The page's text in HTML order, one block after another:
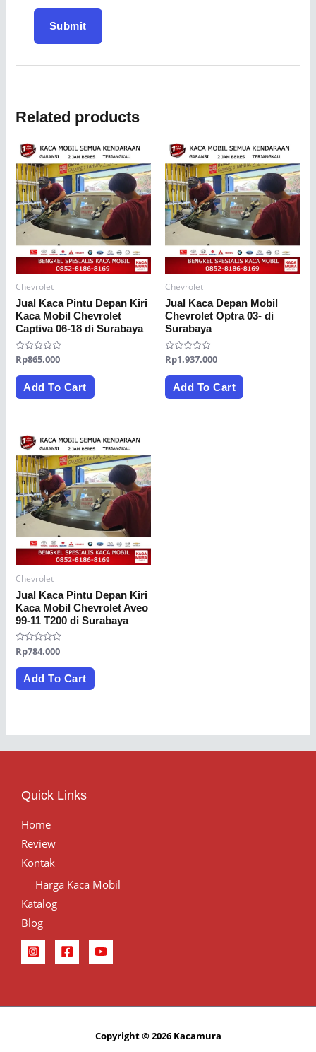
Related products
Chevrolet
Jual Kaca Pintu Depan Kiri
Kaca Mobil Chevrolet
Captiva 06-18 di Surabaya
Rated
out
Rp865.000
Add To Cart
Chevrolet
Jual Kaca Depan Mobil
Chevrolet Optra 03- di
Surabaya
Rated
out
Rp1.937.000
Add To Cart
Chevrolet
Jual Kaca Pintu Depan Kiri
Kaca Mobil Chevrolet Aveo
99-11 T200 di Surabaya
Rated
0
out
Rp784.000
Add To Cart
Quick Links
Home
Review
Kontak
Harga Kaca Mobil
Katalog
Blog
Copyright © 2026 Kacamura